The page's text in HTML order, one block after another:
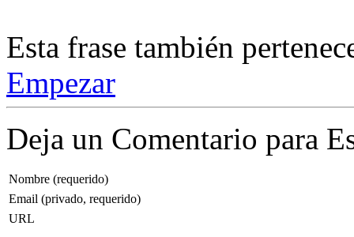
Esta frase también
Empezar
Deja un Comentario para
Nombre (requerido)
Email (privado, requerido)
URL